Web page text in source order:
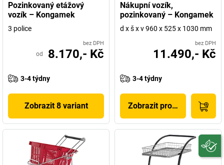
Pozinkovaný etážový
vozík – Kongamek
3 police
bez DPH
od 8.170,- Kč
3-4 týdny
Zobrazit 8 variant
Nákupní vozík,
pozinkovaný – Kongamek
d x š x v 960 x 525 x 1030 mm
bez DPH
11.490,- Kč
3-4 týdny
Zobrazit produkt